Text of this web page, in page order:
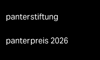
panterstiftung
panterpreis 2026